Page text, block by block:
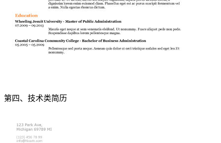
第四、技术类简历